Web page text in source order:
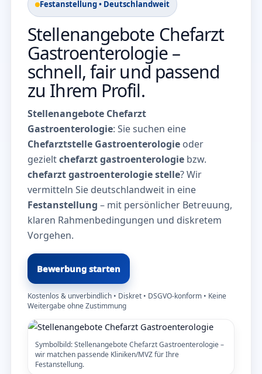
Festanstellung • Deutschlandweit
Stellenangebote Chefarzt
Gastroenterologie –
schnell, fair und passend
zu Ihrem Profil.
Stellenangebote Chefarzt
Gastroenterologie: Sie suchen eine
Chefarztstelle Gastroenterologie oder
gezieltchefarzt gastroenterologie bzw.
chefarzt gastroenterologie stelle? Wir
vermitteln Sie deutschlandweit in eine
Festanstellung – mit persönlicher Betreuung,
klaren Rahmenbedingungen und diskretem
Vorgehen.
Bewerbung starten
Kostenlos & unverbindlich • Diskret • DSGVO-konform • Keine
Weitergabe ohne Zustimmung
Symbolbild: Stellenangebote Chefarzt Gastroenterologie –
wir matchen passende Kliniken/MVZ für Ihre
Festanstellung.